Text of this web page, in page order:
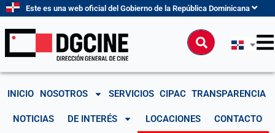
contenido
Este es una web oficial del Gobierno de la República Dominicana
Buscar
INICIO NOSOTROS SERVICIOS CIPAC TRANSPARENCIA
NOTICIAS DE INTERÉS LOCACIONES CONTACTO